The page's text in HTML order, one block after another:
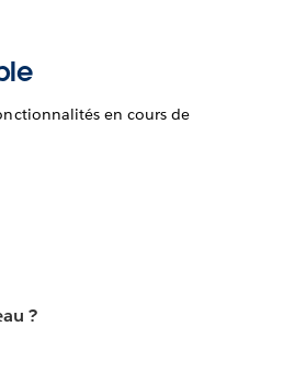
en cours de
?